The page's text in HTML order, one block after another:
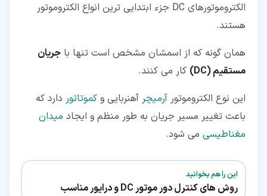
الکتروموتورهای DC جزء ابتدایی ترین انواع الکتروموتور
هستند.
همان گونه که از اسمشان مشخص است تنها با جریان
مستقیم (DC)
کار می کنند.
این نوع الکتروموتور آرمیچر آهنربایی و کموتاتور دارد که
باعث تغییر مسیر جریان به طور منظم و ایجاد میدان
مغناطیسی می شود.
این را هم بخوانید
روش های کنترل دور موتور DC و درایور مناسب